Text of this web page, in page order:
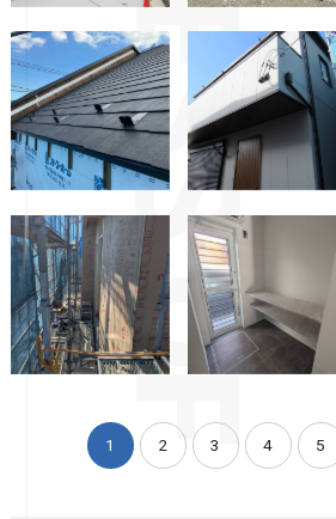
中田西分譲No.3新
築住宅
中田西分譲No.2新
築住宅
I様邸新築工事 A様邸新築工事
1 2 3 4 5